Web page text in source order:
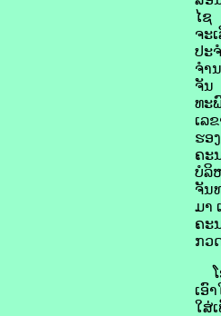
ໄຊ
ຈະ
ປະ
ຈຳ
ຈັນ
ທະ
ເລ
ຮອ
ຄະ
ບໍລິ
ຈັນ
ມາ
ຄະ
ກວ
ໂ
ເອົ
ໃສ່